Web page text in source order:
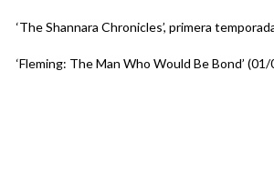
‘The Shannara Chronicles’, primera
‘Fleming: The Man Who Would Be Bond’